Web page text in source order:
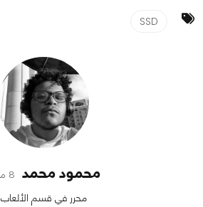
SSD
محمود محمد 8 متابع
محرر في قسم الألعاب